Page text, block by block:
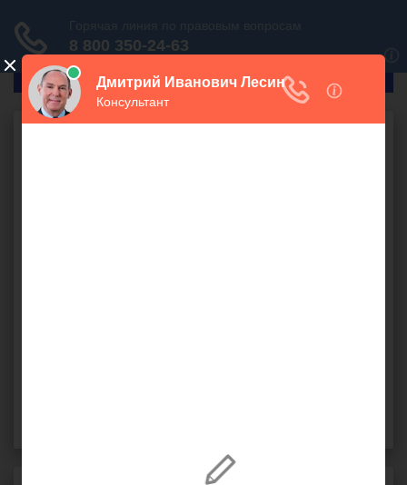
ГлавПрав